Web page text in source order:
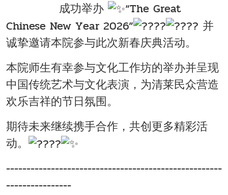
成功举办
“The Great
Chinese New Year 2026”
并
诚挚邀请本院参与此次新春庆典活动。
本院师生有幸参与文化工作坊的举办并呈现
中国传统艺术与文化表演，为清莱民众营造
欢乐吉祥的节日氛围。
期待未来继续携手合作，共创更多精彩活
动。
-----------------------------------------------------
----------------